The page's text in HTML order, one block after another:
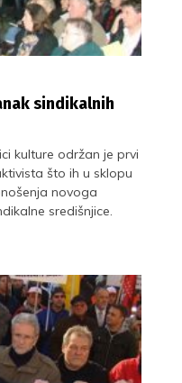
sindikalnih
kulture održan je prvi
što ih u sklopu
novoga
središnjice.